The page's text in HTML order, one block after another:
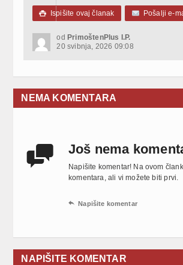
 Ispišite ovaj članak Pošalji e-
od PrimoštenPlus I.P.
20 svibnja, 2026 09:08
NEMA KOMENTARA
 Još nema
Napišite komentar! Na ovom
komentara, ali vi možete biti prvi.
 Napišite komentar
NAPIŠITE KOMENTAR